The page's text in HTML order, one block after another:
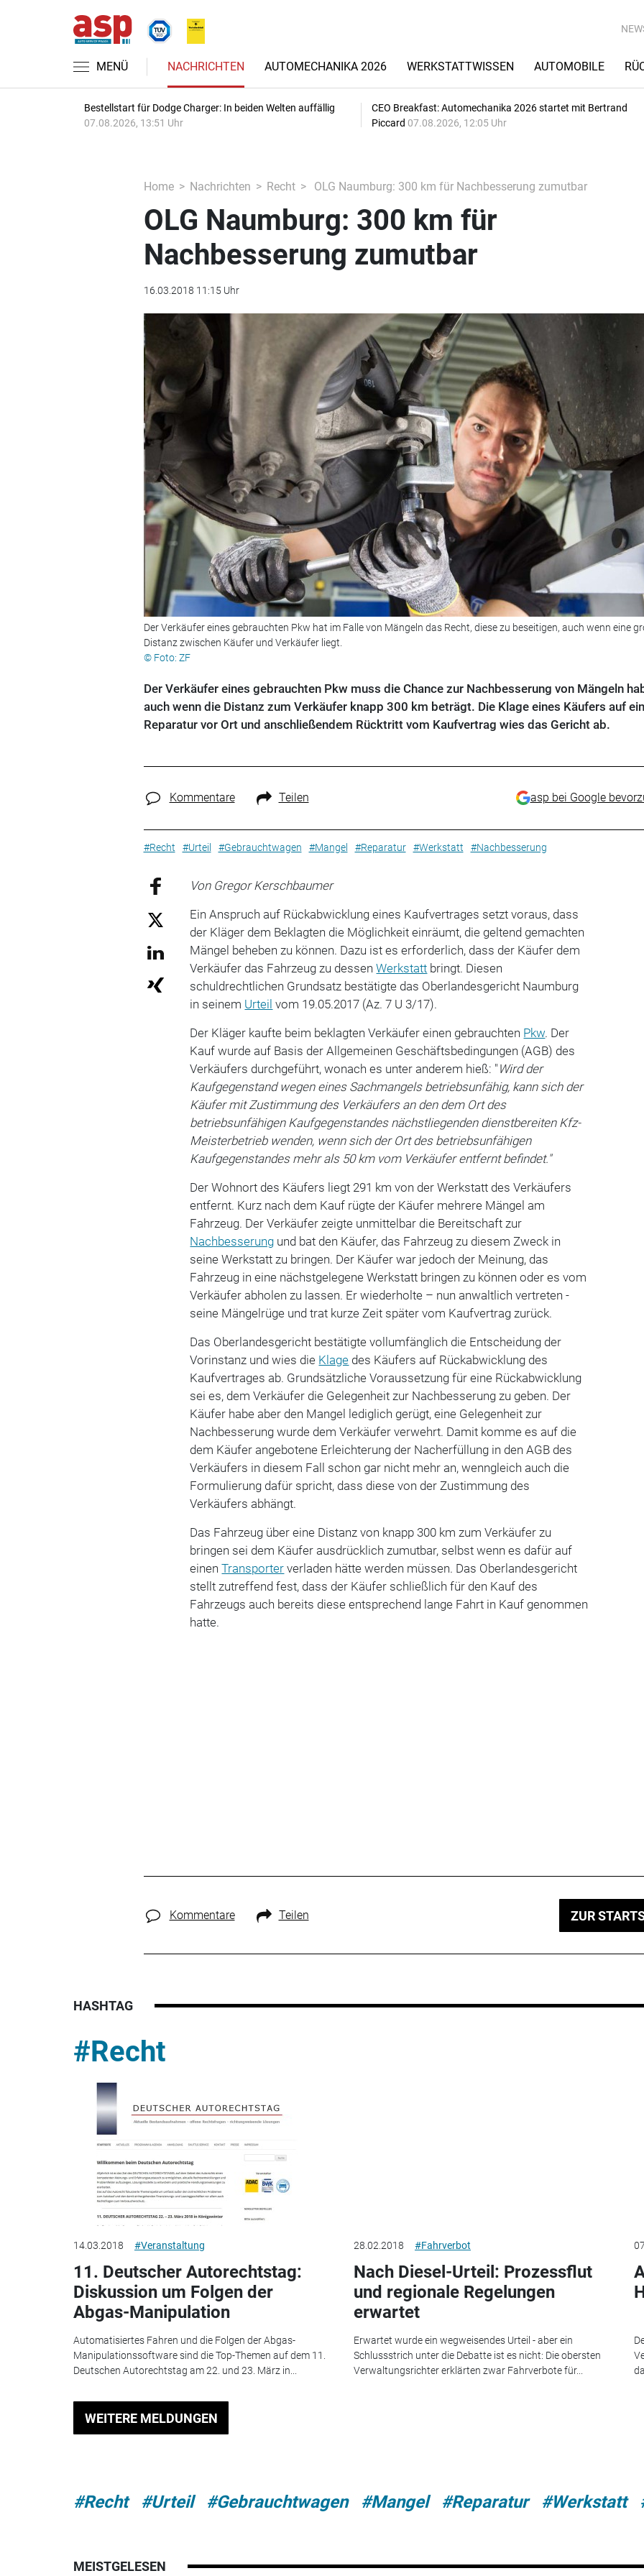
MENÜ NACHRICHTEN AUTOMECHANIKA 2026 WERKSTATTWISSEN AUTOMOBILE
Bestellstart für Dodge Charger: In beiden Welten auffällig
07.08.2026, 13:51 Uhr
CEO Breakfast: Automechanika 2026 startet mit Bertrand
Piccard 07.08.2026, 12:05 Uhr
Home Nachrichten Recht OLG Naumburg: 300 km für Nachbesserung zumutbar
OLG Naumburg: 300 km für
Nachbesserung zumutbar
16.03.2018 11:15 Uhr
Der Verkäufer eines gebrauchten Pkw hat im Falle von Mängeln das Recht, diese zu beseitigen, auch wenn eine
Distanz zwischen Käufer und Verkäufer liegt.
© Foto: ZF
Der Verkäufer eines gebrauchten Pkw muss die Chance zur Nachbesserung von Mängeln
auch wenn die Distanz zum Verkäufer knapp 300 km beträgt. Die Klage eines Käufers auf
Reparatur vor Ort und anschließendem Rücktritt vom Kaufvertrag wies das Gericht ab.
Kommentare Teilen asp bei Google
#Recht #Urteil #Gebrauchtwagen #Mangel #Reparatur #Werkstatt #Nachbesserung
Von Gregor Kerschbaumer
Ein Anspruch auf Rückabwicklung eines Kaufvertrages setzt voraus, dass
der Kläger dem Beklagten die Möglichkeit einräumt, die geltend gemachten
Mängel beheben zu können. Dazu ist es erforderlich, dass der Käufer dem
Verkäufer das Fahrzeug zu dessenWerkstatt bringt. Diesen
schuldrechtlichen Grundsatz bestätigte das Oberlandesgericht Naumburg
in seinem Urteil vom 19.05.2017 (Az. 7 U 3/17).
Der Kläger kaufte beim beklagten Verkäufer einen gebrauchten Pkw. Der
Kauf wurde auf Basis der Allgemeinen Geschäftsbedingungen (AGB) des
Verkäufers durchgeführt, wonach es unter anderem hieß: " Wird der
Kaufgegenstand wegen eines Sachmangels betriebsunfähig, kann sich der
Käufer mit Zustimmung des Verkäufers an den dem Ort des
betriebsunfähigen Kaufgegenstandes nächstliegenden dienstbereiten Kfz-
Meisterbetrieb wenden, wenn sich der Ort des betriebsunfähigen
Kaufgegenstandes mehr als 50 km vom Verkäufer entfernt befindet."
Der Wohnort des Käufers liegt 291 km von der Werkstatt des Verkäufers
entfernt. Kurz nach dem Kauf rügte der Käufer mehrere Mängel am
Fahrzeug. Der Verkäufer zeigte unmittelbar die Bereitschaft zur
Nachbesserung und bat den Käufer, das Fahrzeug zu diesem Zweck in
seine Werkstatt zu bringen. Der Käufer war jedoch der Meinung, das
Fahrzeug in eine nächstgelegene Werkstatt bringen zu können oder es vom
Verkäufer abholen zu lassen. Er wiederholte – nun anwaltlich vertreten -
seine Mängelrüge und trat kurze Zeit später vom Kaufvertrag zurück.
Das Oberlandesgericht bestätigte vollumfänglich die Entscheidung der
Vorinstanz und wies die Klage des Käufers auf Rückabwicklung des
Kaufvertrages ab. Grundsätzliche Voraussetzung für eine Rückabwicklung
sei es, dem Verkäufer die Gelegenheit zur Nachbesserung zu geben. Der
Käufer habe aber den Mangel lediglich gerügt, eine Gelegenheit zur
Nachbesserung wurde dem Verkäufer verwehrt. Damit komme es auf die
dem Käufer angebotene Erleichterung der Nacherfüllung in den AGB des
Verkäufers in diesem Fall schon gar nicht mehr an, wenngleich auch die
Formulierung dafür spricht, dass diese von der Zustimmung des
Verkäufers abhängt.
Das Fahrzeug über eine Distanz von knapp 300 km zum Verkäufer zu
bringen sei dem Käufer ausdrücklich zumutbar, selbst wenn es dafür auf
einenTransporter verladen hätte werden müssen. Das Oberlandesgericht
stellt zutreffend fest, dass der Käufer schließlich für den Kauf des
Fahrzeugs auch bereits diese entsprechend lange Fahrt in Kauf genommen
hatte.
Kommentare Teilen ZUR
HASHTAG
#Recht
14.03.2018 #Veranstaltung
11. Deutscher Autorechtstag:
Diskussion um Folgen der
Abgas-Manipulation
Automatisiertes Fahren und die Folgen der Abgas-
Manipulationssoftware sind die Top-Themen auf dem 11.
Deutschen Autorechtstag am 22. und 23. März in...
28.02.2018 #Fahrverbot
Nach Diesel-Urteil: Prozessflut
und regionale Regelungen
erwartet
Erwartet wurde ein wegweisendes Urteil - aber ein
Schlussstrich unter die Debatte ist es nicht: Die obersten
Verwaltungsrichter erklärten zwar Fahrverbote für...
WEITERE MELDUNGEN
#Recht #Urteil #Gebrauchtwagen #Mangel #Reparatur #Werkstatt
MEISTGELESEN